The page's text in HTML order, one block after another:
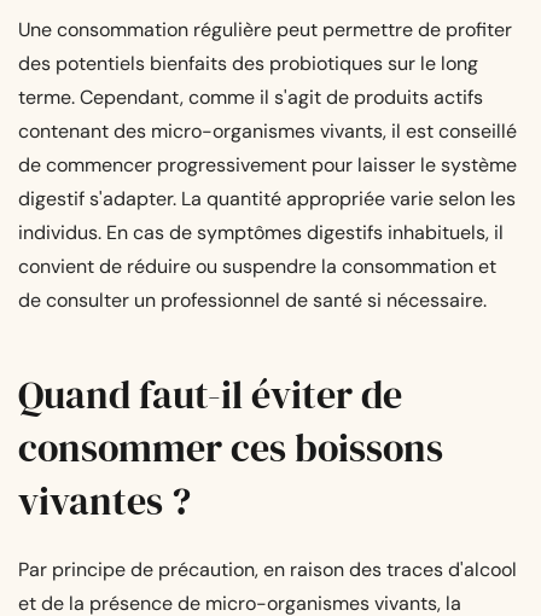
Une consommation régulière peut permettre de profiter
des potentiels bienfaits des probiotiques sur le long
terme. Cependant, comme il s'agit de produits actifs
contenant des micro-organismes vivants, il est conseillé
de commencer progressivement pour laisser le système
digestif s'adapter. La quantité appropriée varie selon les
individus. En cas de symptômes digestifs inhabituels, il
convient de réduire ou suspendre la consommation et
de consulter un professionnel de santé si nécessaire.
Quand faut-il éviter de
consommer ces boissons
vivantes ?
Par principe de précaution, en raison des traces d'alcool
et de la présence de micro-organismes vivants, la